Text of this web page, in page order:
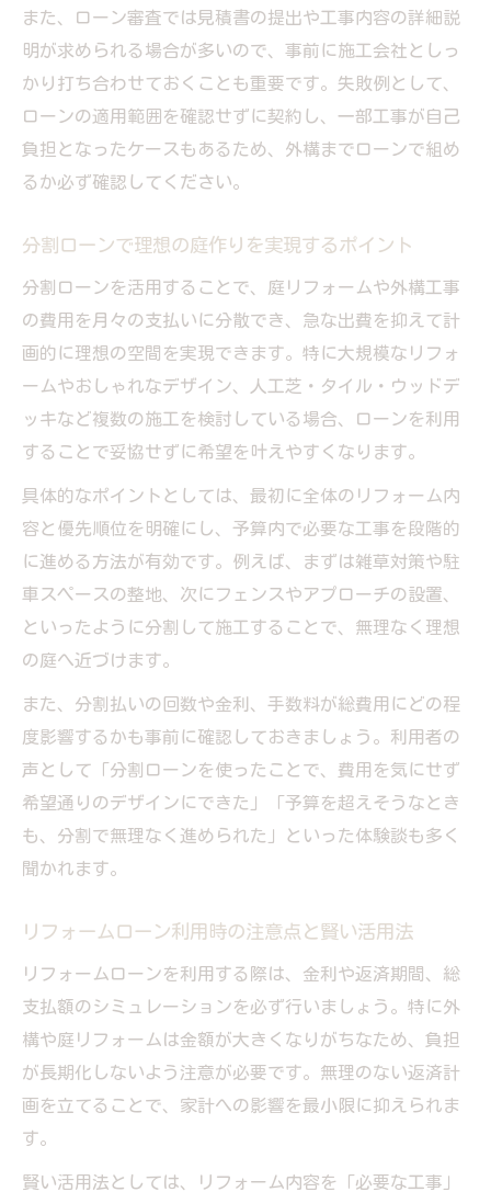
また、ローン審査では見積書の提出や工事内容の詳細説
明が求められる場合が多いので、事前に施工会社としっ
かり打ち合わせておくことも重要です。失敗例として、
ローンの適用範囲を確認せずに契約し、一部工事が自己
負担となったケースもあるため、外構までローンで組め
るか必ず確認してください。
分割ローンで理想の庭作りを実現するポイント
分割ローンを活用することで、庭リフォームや外構工事
の費用を月々の支払いに分散でき、急な出費を抑えて計
画的に理想の空間を実現できます。特に大規模なリフォ
ームやおしゃれなデザイン、人工芝・タイル・ウッドデ
ッキなど複数の施工を検討している場合、ローンを利用
することで妥協せずに希望を叶えやすくなります。
具体的なポイントとしては、最初に全体のリフォーム内
容と優先順位を明確にし、予算内で必要な工事を段階的
に進める方法が有効です。例えば、まずは雑草対策や駐
車スペースの整地、次にフェンスやアプローチの設置、
といったように分割して施工することで、無理なく理想
の庭へ近づけます。
また、分割払いの回数や金利、手数料が総費用にどの程
度影響するかも事前に確認しておきましょう。利用者の
声として「分割ローンを使ったことで、費用を気にせず
希望通りのデザインにできた」「予算を超えそうなとき
も、分割で無理なく進められた」といった体験談も多く
聞かれます。
リフォームローン利用時の注意点と賢い活用法
リフォームローンを利用する際は、金利や返済期間、総
支払額のシミュレーションを必ず行いましょう。特に外
構や庭リフォームは金額が大きくなりがちなため、負担
が長期化しないよう注意が必要です。無理のない返済計
画を立てることで、家計への影響を最小限に抑えられま
す。
賢い活用法としては、リフォーム内容を「必要な工事」